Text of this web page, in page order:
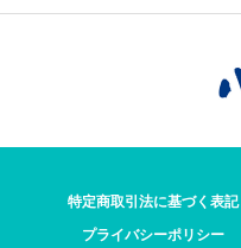
特定商取引法に基づく表記
プライバシーポリシー